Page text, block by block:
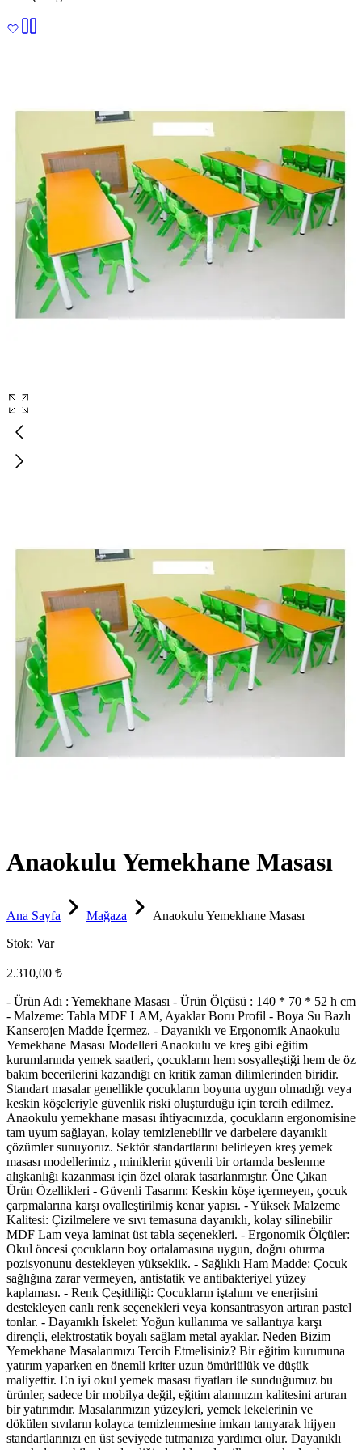
Anaokulu Yemekhane Masası
Ana Sayfa Mağaza
Anaokulu Yemekhane Masası
Stok: Var
2.310,00 ₺
- Ürün Adı : Yemekhane Masası - Ürün Ölçüsü : 140 * 70 * 52 h cm
- Malzeme: Tabla MDF LAM, Ayaklar Boru Profil - Boya Su Bazlı
Kanserojen Madde İçermez. - Dayanıklı ve Ergonomik Anaokulu
Yemekhane Masası Modelleri Anaokulu ve kreş gibi eğitim
kurumlarında yemek saatleri, çocukların hem sosyalleştiği hem de öz
bakım becerilerini kazandığı en kritik zaman dilimlerinden biridir.
Standart masalar genellikle çocukların boyuna uygun olmadığı veya
keskin köşeleriyle güvenlik riski oluşturduğu için tercih edilmez.
Anaokulu yemekhane masası ihtiyacınızda, çocukların ergonomisine
tam uyum sağlayan, kolay temizlenebilir ve darbelere dayanıklı
çözümler sunuyoruz. Sektör standartlarını belirleyen kreş yemek
masası modellerimiz , miniklerin güvenli bir ortamda beslenme
alışkanlığı kazanması için özel olarak tasarlanmıştır. Öne Çıkan
Ürün Özellikleri - Güvenli Tasarım: Keskin köşe içermeyen, çocuk
çarpmalarına karşı ovalleştirilmiş kenar yapısı. - Yüksek Malzeme
Kalitesi: Çizilmelere ve sıvı temasuna dayanıklı, kolay silinebilir
MDF Lam veya laminat üst tabla seçenekleri. - Ergonomik Ölçüler:
Okul öncesi çocukların boy ortalamasına uygun, doğru oturma
pozisyonunu destekleyen yükseklik. - Sağlıklı Ham Madde: Çocuk
sağlığına zarar vermeyen, antistatik ve antibakteriyel yüzey
kaplaması. - Renk Çeşitliliği: Çocukların iştahını ve enerjisini
destekleyen canlı renk seçenekleri veya konsantrasyon artıran pastel
tonlar. - Dayanıklı İskelet: Yoğun kullanıma ve sallantıya karşı
dirençli, elektrostatik boyalı sağlam metal ayaklar. Neden Bizim
Yemekhane Masalarımızı Tercih Etmelisiniz? Bir eğitim kurumuna
yatırım yaparken en önemli kriter uzun ömürlülük ve düşük
maliyettir. En iyi okul yemek masası fiyatları ile sunduğumuz bu
ürünler, sadece bir mobilya değil, eğitim alanınızın kalitesini artıran
bir yatırımdır. Masalarımızın yüzeyleri, yemek lekelerinin ve
dökülen sıvıların kolayca temizlenmesine imkan tanıyarak hijyen
standartlarınızı en üst seviyede tutmanıza yardımcı olur. Dayanıklı